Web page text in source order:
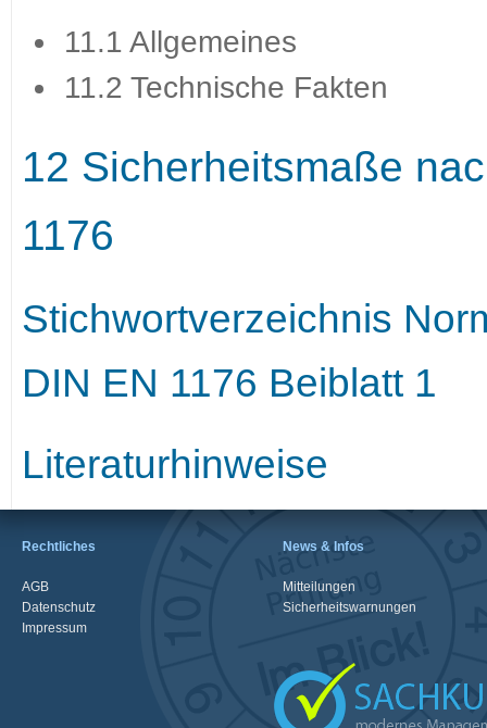
11.1 Allgemeines
11.2 Technische Fakten
12 Sicherheitsmaße
1176
Stichwortverzeichnis
DIN EN 1176 Beiblatt 1
Literaturhinweise
Rechtliches
AGB
Datenschutz
Impressum
News & Infos
Mitteilungen
Sicherheitswarnungen